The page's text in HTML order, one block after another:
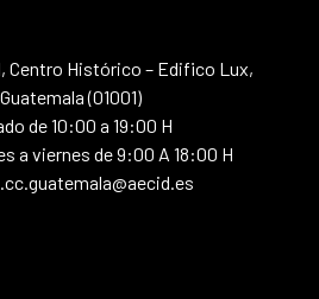
Centro Histórico – Edifico Lux,
(01001)
de 10:00 a 19:00 H
a viernes de 9:00 A 18:00 H